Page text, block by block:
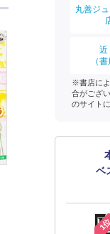
丸善ジ
近
（
※書店に
合がござ
のサイト
ベ
1